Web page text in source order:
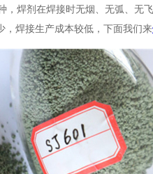
，焊剂在焊接时无烟、无弧、无
，焊接生产成本较低，下面我们来